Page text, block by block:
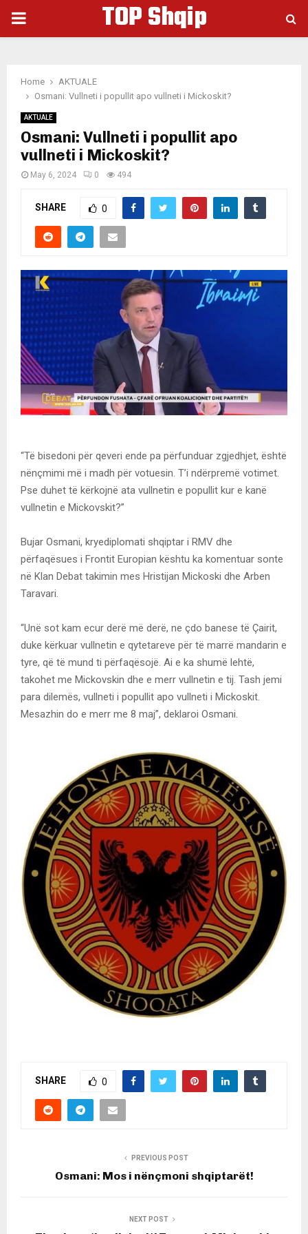
PRIMARY
TOP Shqip
Home
AKTUALE
Osmani: Vullneti i popullit apo vullneti i Mickoskit?
AKTUALE
Osmani: Vullneti i popullit apo
vullneti i Mickoskit?
May 6, 2024 0 494
SHARE 0
“Të bisedoni për qeveri ende pa përfunduar zgjedhjet, është
nënçmimi më i madh për votuesin. T’i ndërpremë votimet.
Pse duhet të kërkojnë ata vullnetin e popullit kur e kanë
vullnetin e Mickovskit?”
Bujar Osmani, kryediplomati shqiptar i RMV dhe
përfaqësues i Frontit Europian kështu ka komentuar sonte
në Klan Debat takimin mes Hristijan Mickoski dhe Arben
Taravari.
“Unë sot kam ecur derë më derë, ne çdo banese të Çairit,
duke kërkuar vullnetin e qytetareve për të marrë mandarin e
tyre, që të mund ti përfaqësojë. Ai e ka shumë lehtë,
takohet me Mickovskin dhe e merr vullnetin e tij. Tash jemi
para dilemës, vullneti i popullit apo vullneti i Mickoskit.
Mesazhin do e merr me 8 maj”, deklaroi Osmani.
SHARE 0
PREVIOUS POST
Osmani: Mos i nënçmoni shqiptarët!
NEXT POST